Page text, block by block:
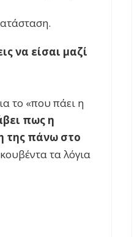
να είσαι μαζί
το «που πάει η
πως η
της πάνω στο
τα λόγια